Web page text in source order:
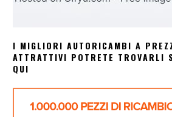
I MIGLIORI AUTORICAMBI A
ATTRATTIVI POTRETE TROVARLI
QUI